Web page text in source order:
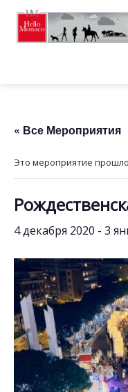
« Все Мероприятия
Это мероприятие
4 декабря 2020 - 3